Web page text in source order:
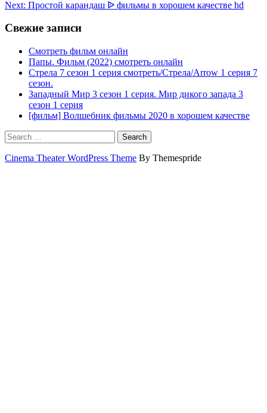
по
записям
Next: Простой карандаш ᐉ фильмы в хорошем качестве hd
Свежие записи
Смотреть фильм онлайн
Папы. Фильм (2022) смотреть онлайн
Стрела 7 сезон 1 серия смотреть/Стрела/Arrow 1 серия 7
сезон.
Западный Мир 3 сезон 1 серия. Мир дикого запада 3
сезон 1 серия
[фильм] Волшебник фильмы 2020 в хорошем качестве
Search
Cinema Theater WordPress Theme By Themespride